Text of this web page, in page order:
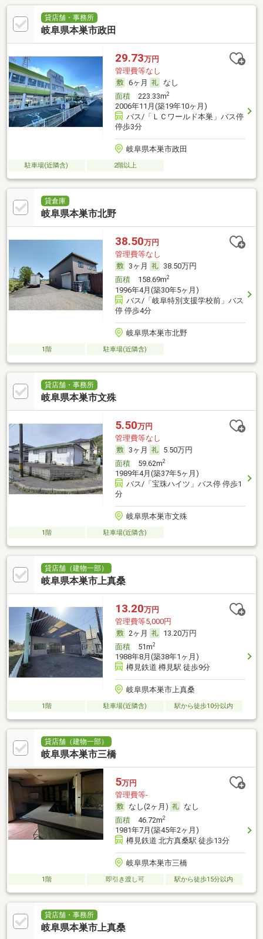
貸店舗・事務所
岐阜県本巣市政田
29.73万円
管理費等なし
6ヶ月
なし
面積223.33m2
2006年11月(築19年10ヶ月)
バス/「ＬＣワールド本巣」バス停
停歩3分
岐阜県本巣市政田
駐車場(近隣含) 2階以上
貸倉庫
岐阜県本巣市北野
38.50万円
管理費等なし
3ヶ月
38.50万円
面積158.69m2
1996年4月(築30年5ヶ月)
バス/「岐阜特別支援学校前」バス
停 停歩4分
岐阜県本巣市北野
1階 駐車場(近隣含)
貸店舗・事務所
岐阜県本巣市文殊
5.50万円
管理費等なし
3ヶ月
5.50万円
面積59.62m2
1989年4月(築37年5ヶ月)
バス/「宝珠ハイツ」バス停 停歩1
分
岐阜県本巣市文殊
1階 駐車場(近隣含)
貸店舗（建物一部）
岐阜県本巣市上真桑
13.20万円
管理費等5,000円
2ヶ月
13.20万円
面積51m2
1988年8月(築38年1ヶ月)
樽見鉄道 樽見駅 徒歩9分
岐阜県本巣市上真桑
1階 駐車場(近隣含) 駅から徒歩10分以内
貸店舗（建物一部）
岐阜県本巣市三橋
5万円
管理費等-
なし(2ヶ月)
なし
面積46.72m2
1981年7月(築45年2ヶ月)
樽見鉄道 北方真桑駅 徒歩13分
岐阜県本巣市三橋
1階 即引き渡し可 駅から徒歩15分以内
貸店舗・事務所
岐阜県本巣市上真桑